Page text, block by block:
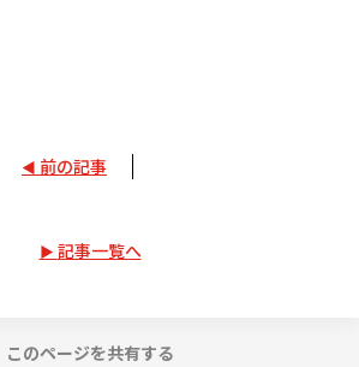
前の記事
記事一覧へ
このページを共有する